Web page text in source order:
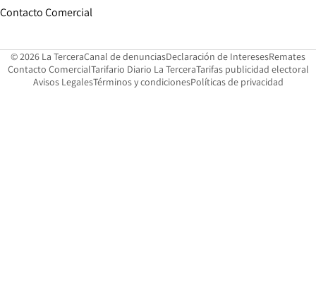
Contacto Comercial
© 2026 La TerceraCanal de denunciasOpens in new window
Declaración de InteresesOpens in
Remates
Contacto ComercialOpens in new window
Tarifario Diario La TerceraOpens in new window
Tarifas publicidad electoral
Avisos LegalesOpens in new window
Términos y condicionesPolíticas de privacidad